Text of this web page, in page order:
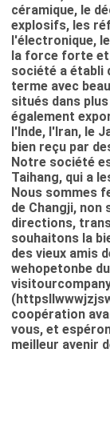
céramique, le
explosifs, les
l'électronique,
la force forte
société a établi
terme avec
situés dans
également
l'Inde, l'Iran, le
bien reçu par
Notre société
Taihang, qui a
Nous sommes
de Changji,
directions,
souhaitons la
des vieux amis
wehopetonbe du
coopération
vous, et
meilleur avenir